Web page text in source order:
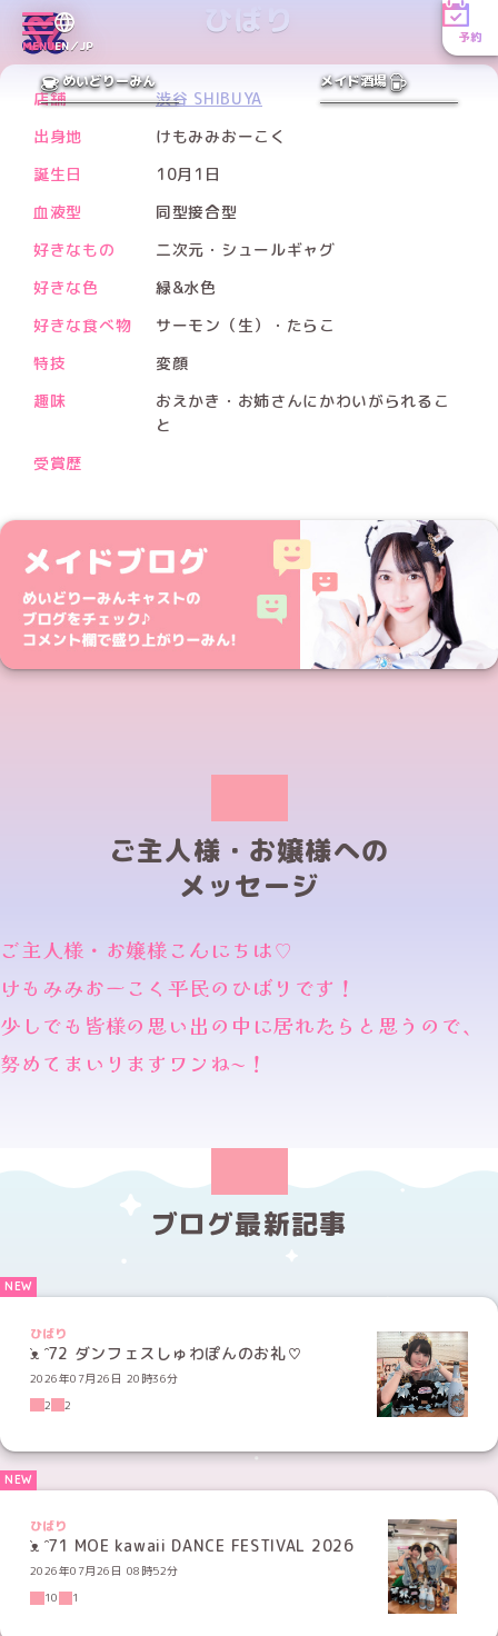
MENUEN／JP
予約
めいどりーみん メイド酒場
ひばり
PREV NEXT
Xアカウント
店舗
渋谷 SHIBUYA
出身地
けもみみおーこく
誕生日
10月1日
血液型
同型接合型
好きなもの
二次元・シュールギャグ
好きな色
緑&水色
好きな食べ物
サーモン（生）・たらこ
特技
変顔
趣味
おえかき・お姉さんにかわいがられるこ
と
受賞歴
ご主人様・お嬢様への
メッセージ
ご主人様・お嬢様こんにちは♡
けもみみおーこく平民のひばりです！
少しでも皆様の思い出の中に居れたらと思うので、
努めてまいりますワンね〜！
ブログ最新記事
ひばり
̑ᴥ ̑72 ダンフェスしゅわぽんのお礼♡
2026年07月26日 20時36分
2
2
ひばり
̑ᴥ ̑71 MOE kawaii DANCE FESTIVAL 2026
2026年07月26日 08時52分
10
1